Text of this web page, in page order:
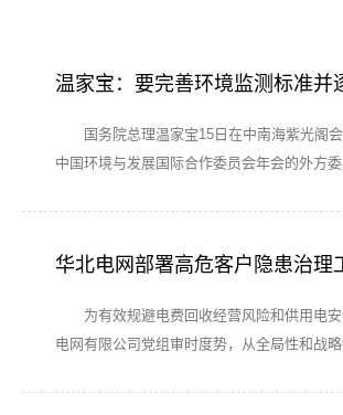
国务院总理温家宝15日在中南海紫光阁会
中国环境与发展国际合作委员会年会的外方
华北电网部署高危客户隐患治理
为有效规避电费回收经营风险和供用电安
电网有限公司党组审时度势，从全局性和战